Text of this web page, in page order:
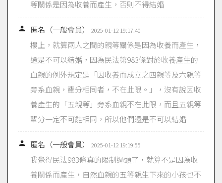
等關係是因為收養而產生，否則不得結婚
 匿名（一般會員） 2025-01-12 19:17:40
樓上，就算兩人之間的親等關係是因為收養而產生，
還是不可以結婚，因為民法第983條對於收養產生的
血親的例外規定是「因收養而成立之四親等及六親等
旁系血親，輩分相同者，不在此限。」，沒有說因收
養產生的「五親等」旁系血親不在此限，而且五親等
輩分一定不可能相同，所以他們還是不可以結婚
 匿名（一般會員） 2025-01-12 19:19:55
我覺得民法983條真的限制過頭了，就算不是因為收
養關係而產生，自然血親的五等親生下來的小孩也不